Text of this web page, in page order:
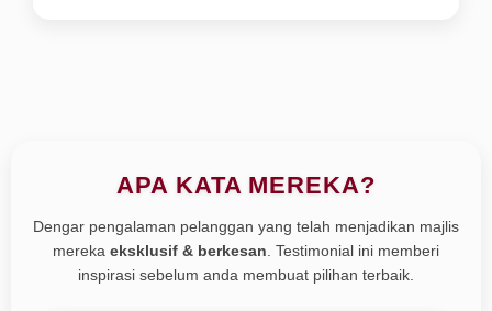
APA KATA MEREKA?
Dengar pengalaman pelanggan yang telah menjadikan majlis
mereka eksklusif & berkesan . Testimonial ini memberi
inspirasi sebelum anda membuat pilihan terbaik.